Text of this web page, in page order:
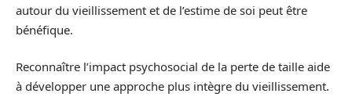
autour du vieillissement et de l’estime de soi peut être
bénéfique.
Reconnaître l’impact psychosocial de la perte de taille aide
à développer une approche plus intègre du vieillissement.